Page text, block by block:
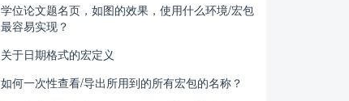
学位论文题名页，如图的效果，使用什么环境/宏包
最容易实现？
关于日期格式的宏定义
如何一次性查看/导出所用到的所有宏包的名称？